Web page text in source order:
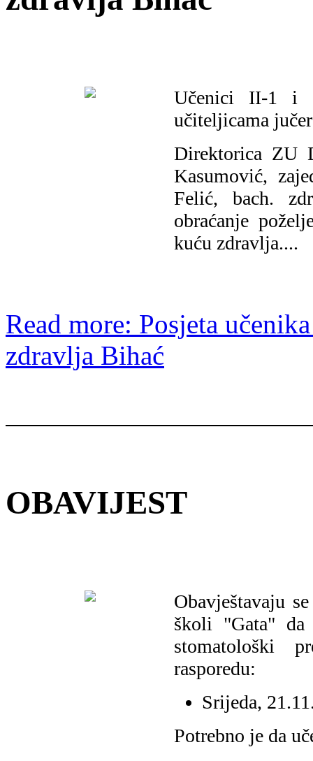
Učenici II-1 i
učiteljicama
Direktorica ZU
Kasumović,
Felić, bach.
obraćanje
kuću zdravlja....
Read more: Posjeta
zdravlja Bihać
OBAVIJEST
Obavještavaju
školi "Gata"
stomatološki
rasporedu:
Srijeda,
Potrebno je da